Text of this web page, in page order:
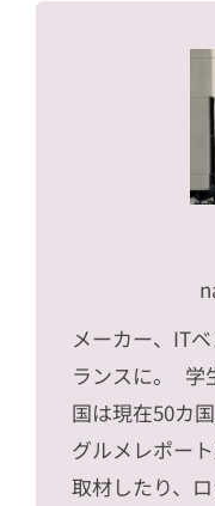
メーカー、IT
ランスに。 学
国は現在50カ
グルメレポー
取材したり、